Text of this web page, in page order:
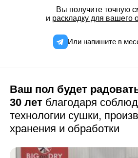
Вы получите точную
и раскладку для вашего
Или напишите в
Ваш пол будет
30 лет благодаря
технологии сушки,
хранения и обработки